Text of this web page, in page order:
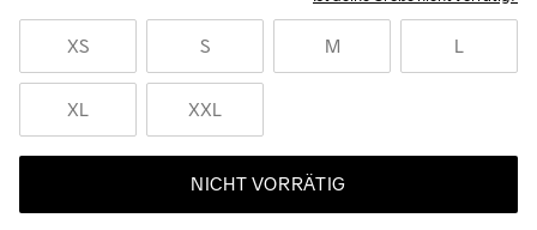
XS S M L
XL XXL
NICHT VORRÄTIG